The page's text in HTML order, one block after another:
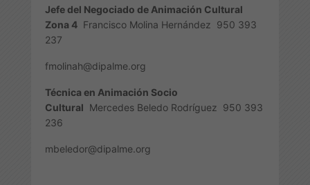
Jefe del Negociado de Animación Cultural
Zona 4 Francisco Molina Hernández 950 393
237
fmolinah@dipalme.org
Técnica en Animación Socio
Cultural Mercedes Beledo Rodríguez 950 393
236
mbeledor@dipalme.org